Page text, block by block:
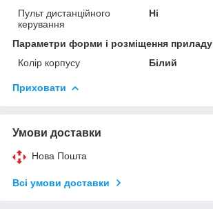
Пульт дистанційного
керування
Ні
Параметри форми і розміщення приладу
Колір корпусу
Білий
Приховати
Умови доставки
Нова Пошта
Всі умови доставки